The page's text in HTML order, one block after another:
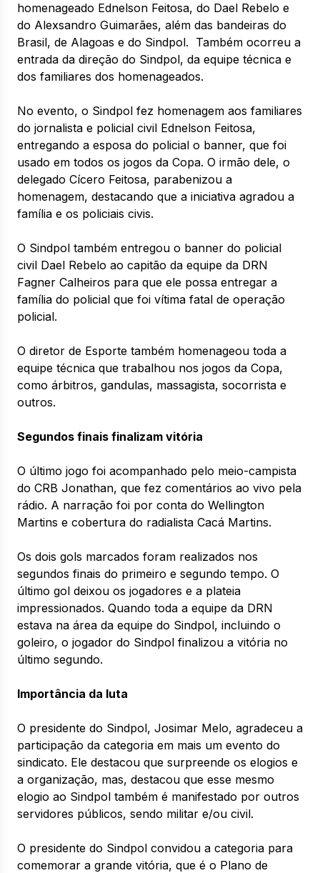
homenageado Ednelson Feitosa, do Dael Rebelo e
do Alexsandro Guimarães, além das bandeiras do
Brasil, de Alagoas e do Sindpol. Também ocorreu a
entrada da direção do Sindpol, da equipe técnica e
dos familiares dos homenageados.
No evento, o Sindpol fez homenagem aos familiares
do jornalista e policial civil Ednelson Feitosa,
entregando a esposa do policial o banner, que foi
usado em todos os jogos da Copa. O irmão dele, o
delegado Cícero Feitosa, parabenizou a
homenagem, destacando que a iniciativa agradou a
família e os policiais civis.
O Sindpol também entregou o banner do policial
civil Dael Rebelo ao capitão da equipe da DRN
Fagner Calheiros para que ele possa entregar a
família do policial que foi vítima fatal de operação
policial.
O diretor de Esporte também homenageou toda a
equipe técnica que trabalhou nos jogos da Copa,
como árbitros, gandulas, massagista, socorrista e
outros.
Segundos finais finalizam vitória
O último jogo foi acompanhado pelo meio-campista
do CRB Jonathan, que fez comentários ao vivo pela
rádio. A narração foi por conta do Wellington
Martins e cobertura do radialista Cacá Martins.
Os dois gols marcados foram realizados nos
segundos finais do primeiro e segundo tempo. O
último gol deixou os jogadores e a plateia
impressionados. Quando toda a equipe da DRN
estava na área da equipe do Sindpol, incluindo o
goleiro, o jogador do Sindpol finalizou a vitória no
último segundo.
Importância da luta
O presidente do Sindpol, Josimar Melo, agradeceu a
participação da categoria em mais um evento do
sindicato. Ele destacou que surpreende os elogios e
a organização, mas, destacou que esse mesmo
elogio ao Sindpol também é manifestado por outros
servidores públicos, sendo militar e/ou civil.
O presidente do Sindpol convidou a categoria para
comemorar a grande vitória, que é o Plano de